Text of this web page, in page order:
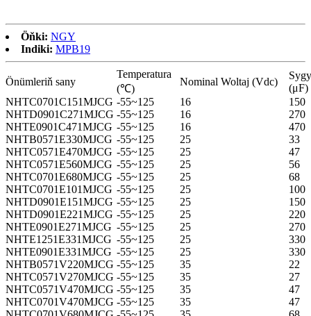
Öňki: NGY
Indiki: MPB19
Önümleriň sany
Temperatura
(℃)
Nominal Woltaj (Vdc)
(μF)
NHTC0701C151MJCG -55~125 16
150
NHTD0901C271MJCG -55~125 16
270
NHTE0901C471MJCG -55~125 16
470
NHTB0571E330MJCG -55~125 25
33
NHTC0571E470MJCG -55~125 25
47
NHTC0571E560MJCG -55~125 25
56
NHTC0701E680MJCG -55~125 25
68
NHTC0701E101MJCG -55~125 25
100
NHTD0901E151MJCG -55~125 25
150
NHTD0901E221MJCG -55~125 25
220
NHTE0901E271MJCG -55~125 25
270
NHTE1251E331MJCG -55~125 25
330
NHTE0901E331MJCG -55~125 25
330
NHTB0571V220MJCG -55~125 35
22
NHTC0571V270MJCG -55~125 35
27
NHTC0571V470MJCG -55~125 35
47
NHTC0701V470MJCG -55~125 35
47